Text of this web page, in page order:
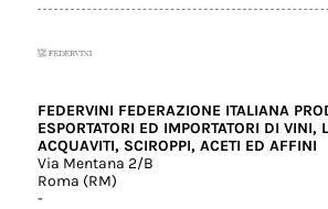
FEDERVINI FEDERAZIONE ITALIANA
ESPORTATORI ED IMPORTATORI DI VINI,
ACQUAVITI, SCIROPPI, ACETI ED AFFINI
Via Mentana 2/B
Roma (RM)
-